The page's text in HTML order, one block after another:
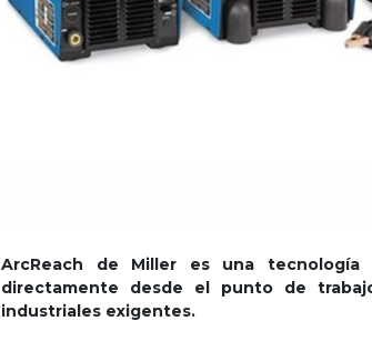
ArcReach de Miller es una
directamente desde el punto de
industriales exigentes.